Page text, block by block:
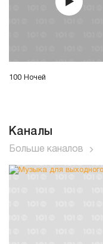
100 Ночей
Каналы
Больше каналов